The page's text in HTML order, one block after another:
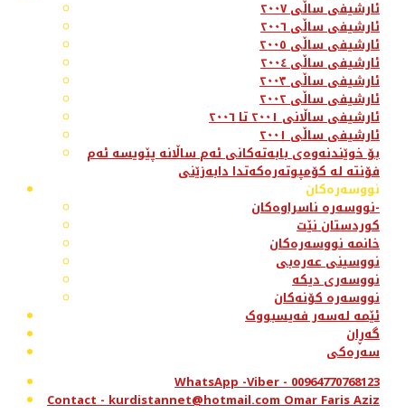
ئارشیفی ساڵی ٢٠٠٧
ئارشیفی ساڵی ٢٠٠٦
ئارشیفی ساڵی ٢٠٠٥
ئارشیفی ساڵی ٢٠٠٤
ئارشیفی ساڵی ٢٠٠٣
ئارشیفی ساڵی ٢٠٠٢
ئارشیفی ساڵانی ٢٠٠١ تا ٢٠٠٦
ئارشیفی ساڵی ٢٠٠١
بۆ خوێندنەوەی بابەتەکانی ئەم ساڵانە پێویسە ئەم
فۆنتە لە کۆمپوتەرەکەتدا دابەزێنی
نووسەرەکان
نووسەرە ناسراوەکان-
کوردستان نێت
خانمە نووسەرەکان
نووسینی عەرەبی
نووسەری دیکە
نووسەرە کۆنەکان
ئێمە لەسەر فەیسبووک
گەڕان
سەرەکی
WhatsApp -Viber - 00964770768123
Contact - kurdistannet@hotmail.com Omar Faris Aziz